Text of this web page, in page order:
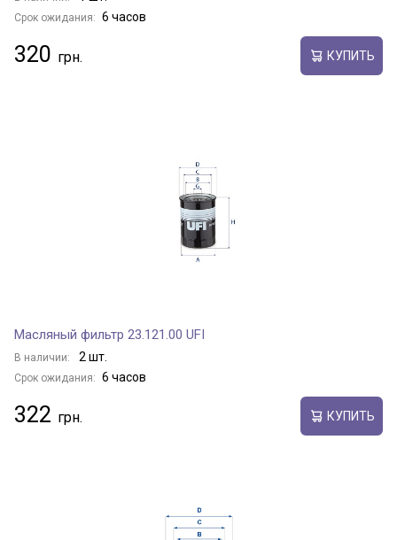
Срок ожидания: 6 часов
320 КУПИТЬ
Масляный фильтр 23.121.00 UFI
В наличии: 2 шт.
Срок ожидания: 6 часов
322 КУПИТЬ